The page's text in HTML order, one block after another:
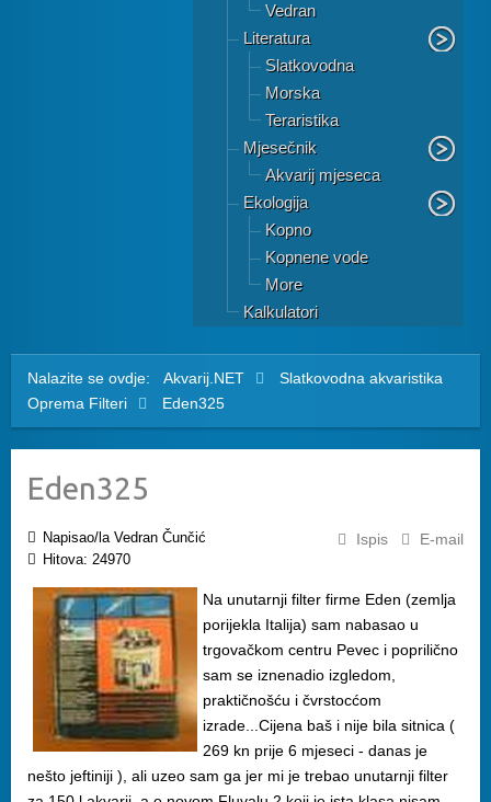
Vedran
Literatura
Slatkovodna
Morska
Teraristika
Mjesečnik
Akvarij mjeseca
Ekologija
Kopno
Kopnene vode
More
Kalkulatori
Nalazite se ovdje: Akvarij.NET
Slatkovodna akvaristika
Oprema Filteri Eden325
Eden325
Ispis E-mail
Napisao/la Vedran Čunčić
Hitova: 24970
Na unutarnji filter firme Eden (zemlja
porijekla Italija) sam nabasao u
trgovačkom centru Pevec i poprilično
sam se iznenadio izgledom,
praktičnošću i čvrstocćom
izrade...Cijena baš i nije bila sitnica (
269 kn prije 6 mjeseci - danas je
nešto jeftiniji ), ali uzeo sam ga jer mi je trebao unutarnji filter